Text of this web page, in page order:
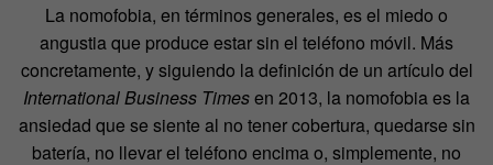
La nomofobia, en términos generales, es el miedo o
angustia que produce estar sin el teléfono móvil. Más
concretamente, y siguiendo la definición de un artículo del
International Business Timesen 2013, la nomofobia es la
ansiedad que se siente al no tener cobertura, quedarse sin
batería, no llevar el teléfono encima o, simplemente, no